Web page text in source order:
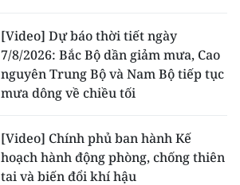
[Video] Dự báo thời tiết ngày
7/8/2026: Bắc Bộ dần giảm mưa, Cao
nguyên Trung Bộ và Nam Bộ tiếp tục
mưa dông về chiều tối
[Video] Chính phủ ban hành Kế
hoạch hành động phòng, chống thiên
tai và biến đổi khí hậu